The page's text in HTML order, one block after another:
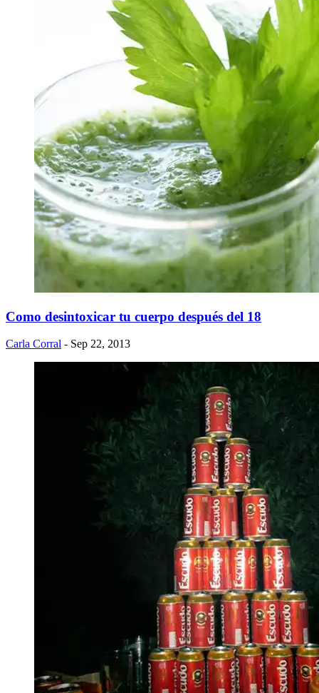
Como desintoxicar tu cuerpo después del 18
Carla Corral - Sep 22, 2013